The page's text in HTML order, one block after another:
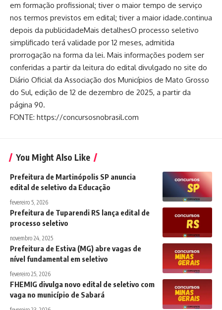
em formação profissional; tiver o maior tempo de serviço
nos termos previstos em edital; tiver a maior idade.continua
depois da publicidadeMais detalhesO processo seletivo
simplificado terá validade por 12 meses, admitida
prorrogação na forma da lei. Mais informações podem ser
conferidas a partir da leitura do edital divulgado no site do
Diário Oficial da Associação dos Municípios de Mato Grosso
do Sul, edição de 12 de dezembro de 2025, a partir da
página 90.
FONTE: https://concursosnobrasil.com
You Might Also Like
Prefeitura de Martinópolis SP anuncia
edital de seletivo da Educação
fevereiro 5, 2026
Prefeitura de Tuparendi RS lança edital de
processo seletivo
novembro 24, 2025
Prefeitura de Estiva (MG) abre vagas de
nível fundamental em seletivo
fevereiro 25, 2026
FHEMIG divulga novo edital de seletivo com
vaga no município de Sabará